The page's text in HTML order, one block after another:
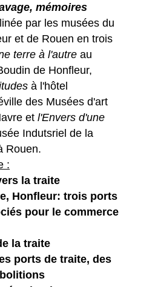
mémoires
par les musées du
et de Rouen en trois
terre à l'autre au
de Honfleur,
à l'hôtel
des Musées d'art
et l'Envers d'une
Indutsriel de la
Rouen.
:
la traite
Honfleur: trois ports
pour le commerce
la traite
ports de traite, des